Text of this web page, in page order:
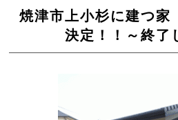
焼津市上小杉に建つ
決定！！～終了